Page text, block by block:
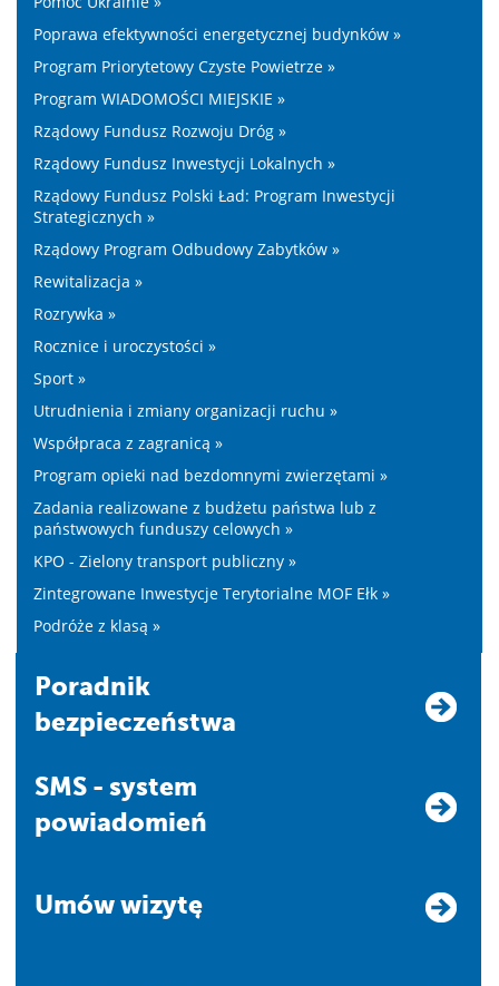
Poprawa efektywności energetycznej budynków »
Program Priorytetowy Czyste Powietrze »
Program WIADOMOŚCI MIEJSKIE »
Rządowy Fundusz Rozwoju Dróg »
Rządowy Fundusz Inwestycji Lokalnych »
Rządowy Fundusz Polski Ład: Program Inwestycji
Strategicznych »
Rządowy Program Odbudowy Zabytków »
Rewitalizacja »
Rozrywka »
Rocznice i uroczystości »
Sport »
Utrudnienia i zmiany organizacji ruchu »
Współpraca z zagranicą »
Program opieki nad bezdomnymi zwierzętami »
Zadania realizowane z budżetu państwa lub z
państwowych funduszy celowych »
KPO - Zielony transport publiczny »
Zintegrowane Inwestycje Terytorialne MOF Ełk »
Podróże z klasą »
Poradnik
bezpieczeństwa
SMS - system
powiadomień
Umów wizytę